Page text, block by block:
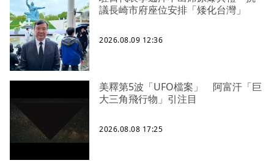
議長崎市府座位安排「矮化台灣」
2026.08.09 12:36
美釋第5波「UFO檔案」 阿富汗「巨
大三角飛行物」引注目
2026.08.08 17:25